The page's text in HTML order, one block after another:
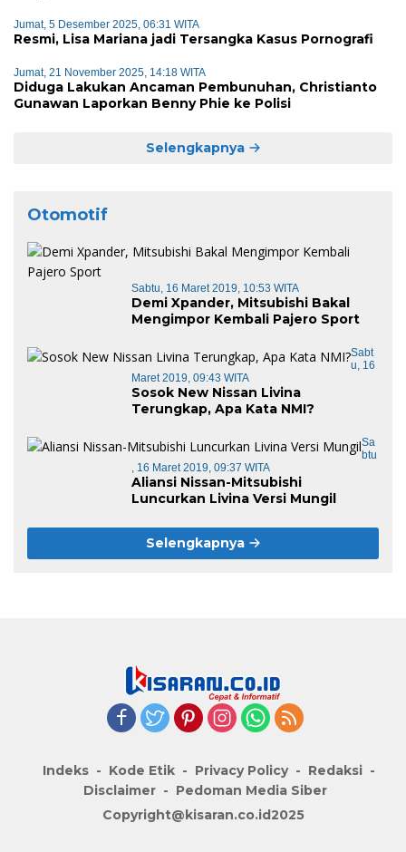
Jumat, 5 Desember 2025, 06:31 WITA
Resmi, Lisa Mariana jadi Tersangka Kasus Pornografi
Jumat, 21 November 2025, 14:18 WITA
Diduga Lakukan Ancaman Pembunuhan, Christianto
Gunawan Laporkan Benny Phie ke Polisi
Selengkapnya
Otomotif
Sabtu, 16 Maret 2019, 10:53 WITA
Demi Xpander, Mitsubishi Bakal
Mengimpor Kembali Pajero Sport
Sabt
U, 16
Maret 2019, 09:43 WITA
Sosok New Nissan Livina
Terungkap, Apa Kata NMI?
Sa
Btu
, 16 Maret 2019, 09:37 WITA
Aliansi Nissan-Mitsubishi
Luncurkan Livina Versi Mungil
Selengkapnya
Indeks Kode Etik Privacy Policy
Redaksi
Disclaimer
Pedoman Media Siber
Copyright@kisaran.co.id2025